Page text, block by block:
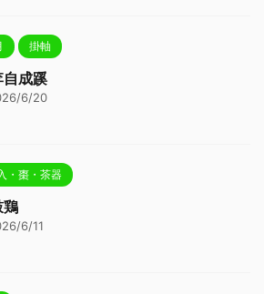
掛軸
自成蹊
6/20
・棗・茶器
鶏
6/11